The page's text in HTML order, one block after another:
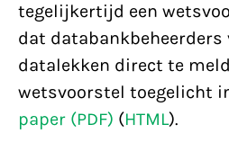
tegelijkertijd een
dat
datalekken direct te
wetsvoorstel toegelicht
paper (PDF) (HTML).